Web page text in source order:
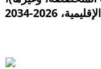
2026-2034